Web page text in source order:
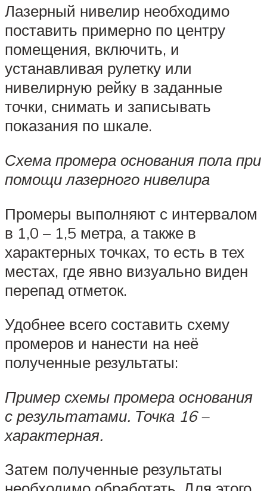
Лазерный нивелир необходимо
поставить примерно по центру
помещения, включить, и
устанавливая рулетку или
нивелирную рейку в заданные
точки, снимать и записывать
показания по шкале.
Схема промера основания пола при
помощи лазерного нивелира
Промеры выполняют с интервалом
в 1,0 – 1,5 метра, а также в
характерных точках, то есть в тех
местах, где явно визуально виден
перепад отметок.
Удобнее всего составить схему
промеров и нанести на неё
полученные результаты:
Пример схемы промера основания
с результатами. Точка 16 –
характерная.
Затем полученные результаты